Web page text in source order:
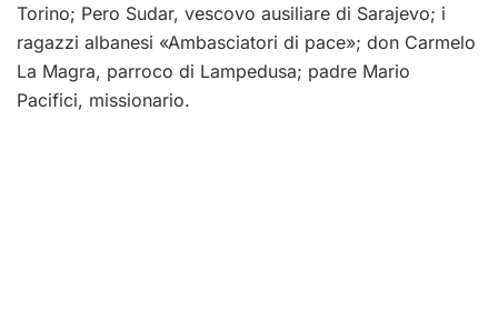
Torino; Pero Sudar, vescovo ausiliare di Sarajevo; i
ragazzi albanesi «Ambasciatori di pace»; don Carmelo
La Magra, parroco di Lampedusa; padre Mario
Pacifici, missionario.